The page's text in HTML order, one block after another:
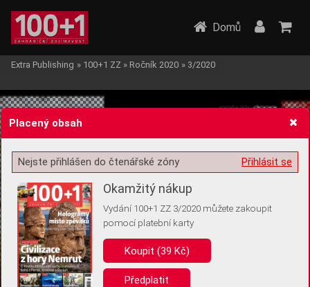
Žádost o souhlas s ukládáním volitelných informací
Pro základní fungování webu nepotřebujeme ukládat žádné informace
(tzv. cookies apod.). Rádi bychom vás ale požádali o souhlas s
uložením volitelných informací:
Domů
Extra Publishing » 100+1 ZZ » Ročník 2020 » 3/2020
Placený obsah
Přihlásit se
Nejste přihlášen do čtenářské zóny
Okamžitý nákup
Vydání 100+1 ZZ 3/2020 můžete zakoupit
pomocí platební karty
Koupit (39 Kč)
Předplatit